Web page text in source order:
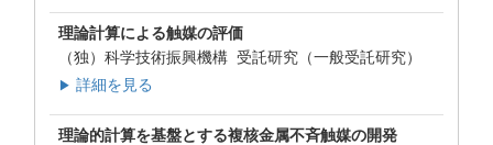
理論計算による触媒の評価
（独）科学技術振興機構 受託研究（一般受託研究）
▶ 詳細を見る
理論的計算を基盤とする複核金属不斉触媒の開発